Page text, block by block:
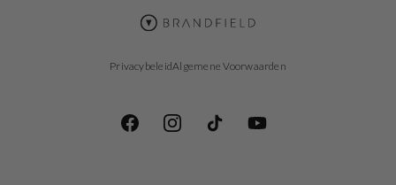
PrivacybeleidAlgemene Voorwaarden
FacebookInstagramTikTok YouTube